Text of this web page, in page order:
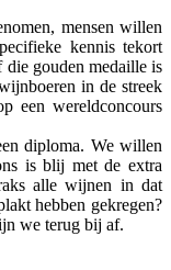
mensen willen
kennis tekort
gouden medaille is
in de streek
een wereldconcours
diploma. We willen
is blij met de extra
alle wijnen in dat
hebben gekregen?
we terug bij af.